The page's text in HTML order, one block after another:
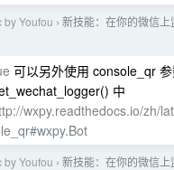
by Youfou › 新技能：在你的微信上
可以另外使用 console_qr 参
中
wxpy.readthedocs.io/zh/
by Youfou › 新技能：在你的微信上